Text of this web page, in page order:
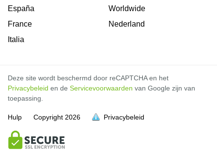
vol is
vol is
vol is
vol is
vol is
vol is
vol is
vol is
vol is
vol is
España
France
Italia
Worldwide
Nederland
Deze site wordt beschermd door reCAPTCHA en het
Privacybeleid en de Servicevoorwaarden van Google zijn van
toepassing.
Hulp Copyright 2026 Privacybeleid